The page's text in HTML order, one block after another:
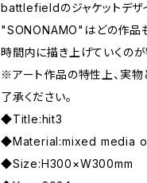
battlefieldのジャケットデザ
"SONONAMO"はどの作品
時間内に描き上げていくのが
※アート作品の特性上、実
了承ください。
◆Title:hit3
◆Material:mixed media
◆Size:H300×W300mm